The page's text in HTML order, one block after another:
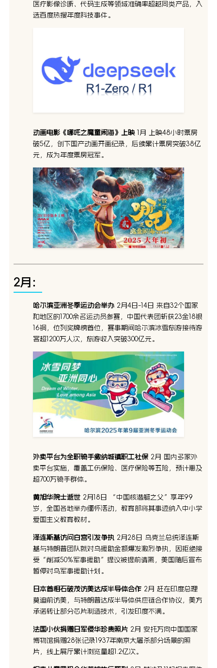
医疗影像诊断、代码生成等领域准确率超越同类产品，入
选百度热搜年度科技事件。
动画电影《哪吒之魔童闹海》上映1月 上映48小时票房
破5亿，创下国产动画开画纪录，后续累计票房突破38亿
元，成为年度票房冠军。
2月：
哈尔滨亚洲冬季运动会举办 2月4日-14日 来自32个国家
和地区的1700余名运动员参赛，中国代表团斩获23金18银
16铜，位列奖牌榜首位，赛事期间哈尔滨冰雪旅游接待游
客超1200万人次，旅游收入突破300亿元。
外卖平台为全职骑手缴纳城镇职工社保 2月 国内多家外
卖平台实施，覆盖工伤保险、医疗保险等五险，预计惠及
超700万骑手群体。
黄旭华院士逝世 2月18日 “中国核潜艇之父”享年99
岁，全国各地举办缅怀活动，教育部将其事迹纳入中小学
爱国主义教育教材。
泽连斯基访问白宫引发争执 2月28日 乌克兰总统泽连斯
基与特朗普团队就对乌援助金额爆发激烈争执，因拒绝接
受“削减50%军事援助”提议被提前请离，美国随后宣布
暂停对乌军事援助计划。
日本首相石破茂访美达成半导体合作 2月 赶在印度总理
莫迪前访美，与特朗普达成半导体供应链合作协议，美方
承诺转让部分芯片制造技术，引发印度不满。
法国小伙捐赠日军侵华珍贵照片 2月 安托万向中国国家
博物馆捐赠28张记录1937年南京大屠杀部分场景的照
片，线上展厅累计浏览量超1.2亿次。